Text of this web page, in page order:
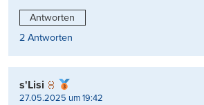
Antworten
2 Antworten
s'Lisi
27.05.2025 um 19:42